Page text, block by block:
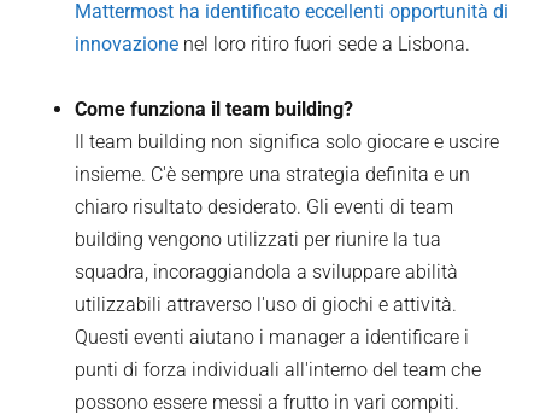
Mattermost ha identificato eccellenti opportunità di
innovazione nel loro ritiro fuori sede a Lisbona.
Come funziona il team building?
Il team building non significa solo giocare e uscire
insieme. C'è sempre una strategia definita e un
chiaro risultato desiderato. Gli eventi di team
building vengono utilizzati per riunire la tua
squadra, incoraggiandola a sviluppare abilità
utilizzabili attraverso l'uso di giochi e attività.
Questi eventi aiutano i manager a identificare i
punti di forza individuali all'interno del team che
possono essere messi a frutto in vari compiti.